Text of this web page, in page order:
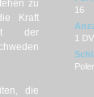
zu
Kraft
der
die
16
1